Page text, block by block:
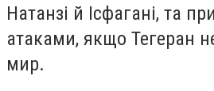
Натанзі й Ісфагані, та
атаками, якщо Тегеран
мир.